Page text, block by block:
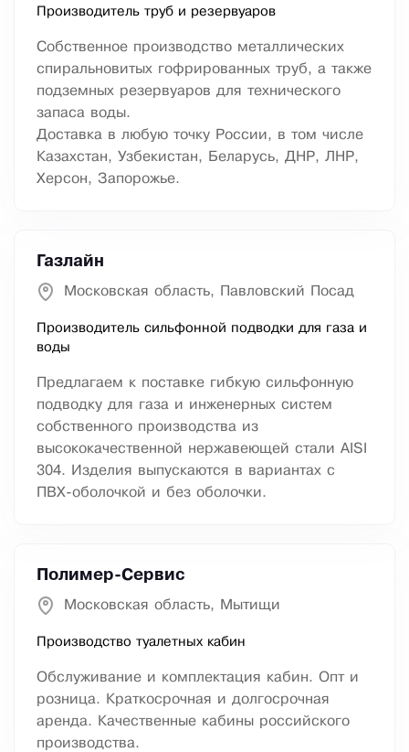
Производитель труб и резервуаров
Собственное производство металлических
спиральновитых гофрированных труб, а также
подземных резервуаров для технического
запаса воды.
Доставка в любую точку России, в том числе
Казахстан, Узбекистан, Беларусь, ДНР, ЛНР,
Херсон, Запорожье.
Газлайн
Московская область, Павловский Посад
Производитель сильфонной подводки для газа и
воды
Предлагаем к поставке гибкую сильфонную
подводку для газа и инженерных систем
собственного производства из
высококачественной нержавеющей стали AISI
304. Изделия выпускаются в вариантах с
ПВХ-оболочкой и без оболочки.
Полимер-Сервис
Московская область, Мытищи
Производство туалетных кабин
Обслуживание и комплектация кабин. Опт и
розница. Краткосрочная и долгосрочная
аренда. Качественные кабины российского
производства.